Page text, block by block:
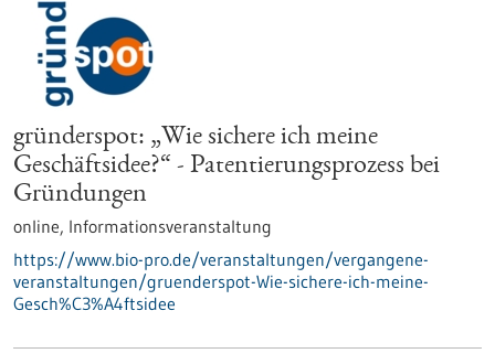
gründerspot: „Wie sichere ich meine
Geschäftsidee?“ - Patentierungsprozess bei
Gründungen
online, Informationsveranstaltung
https://www.bio-pro.de/veranstaltungen/vergangene-
veranstaltungen/gruenderspot-Wie-sichere-ich-meine-
Gesch%C3%A4ftsidee